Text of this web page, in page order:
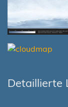
Detaillierte